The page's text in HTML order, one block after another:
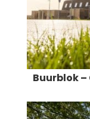
Buurblok